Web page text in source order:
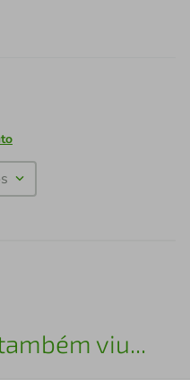
viu...